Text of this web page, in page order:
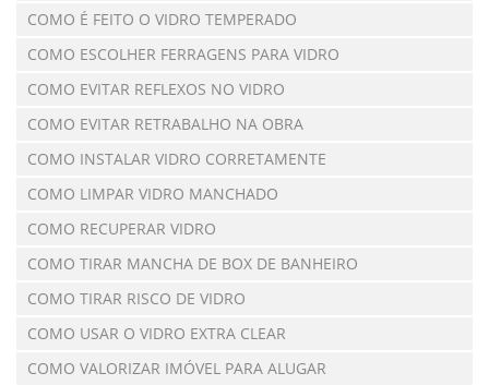
COMO É FEITO O VIDRO TEMPERADO
COMO ESCOLHER FERRAGENS PARA VIDRO
COMO EVITAR REFLEXOS NO VIDRO
COMO EVITAR RETRABALHO NA OBRA
COMO INSTALAR VIDRO CORRETAMENTE
COMO LIMPAR VIDRO MANCHADO
COMO RECUPERAR VIDRO
COMO TIRAR MANCHA DE BOX DE BANHEIRO
COMO TIRAR RISCO DE VIDRO
COMO USAR O VIDRO EXTRA CLEAR
COMO VALORIZAR IMÓVEL PARA ALUGAR